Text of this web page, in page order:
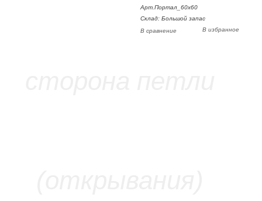
Арт.Портал_60х60
Склад: Большой запас
В избранное
В сравнение